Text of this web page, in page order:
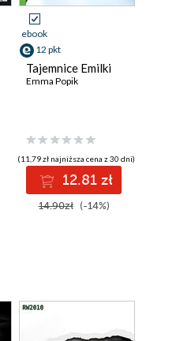
ebook
12 pkt
Tajemnice Emilki
Emma Popik
(11,79 zł najniższa cena z 30 dni)
12.81 zł
14.90zł (-14%)